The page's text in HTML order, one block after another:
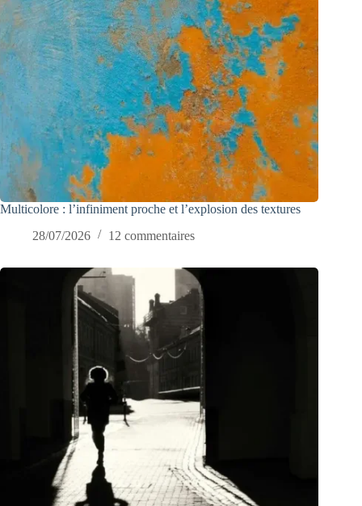
Multicolore : l’infiniment proche et l’explosion des textures
28/07/2026
12 commentaires